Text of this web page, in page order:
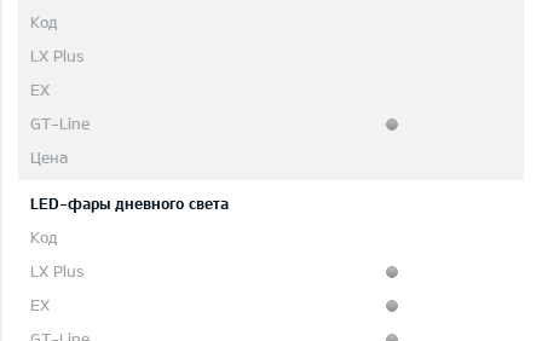
LED-фары дневного света